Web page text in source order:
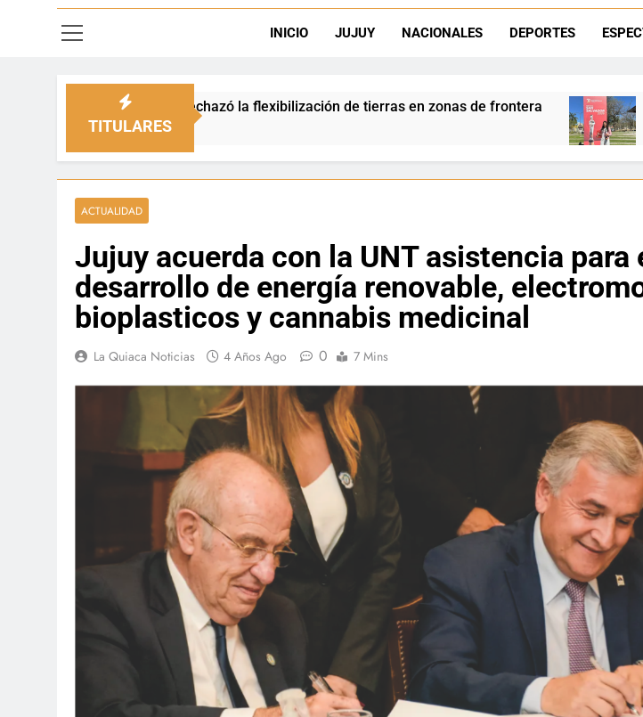
Día del Niño en La Quiaca: el
INICIO JUJUY NACIONALES DEPORTES
TITULARES
rechazó la flexibilización de tierras en zonas de frontera Luciana Álvarez recibió
ACTUALIDAD
Jujuy acuerda con la UNT asistencia para
desarrollo de energía renovable,
bioplasticos y cannabis medicinal
La Quiaca Noticias 4 Años Ago 0 7 Mins